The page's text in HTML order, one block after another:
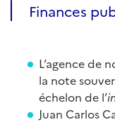
Finances
L’agence de
la note
échelon de l’
Juan Carlos